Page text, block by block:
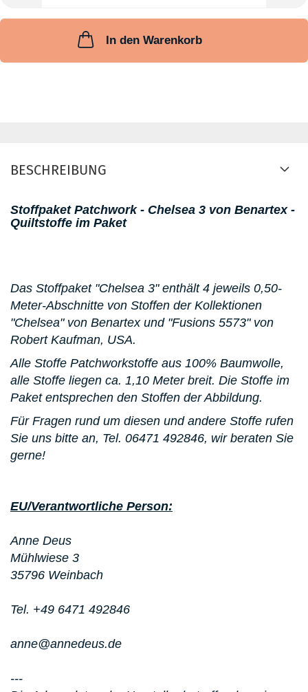
In den Warenkorb
BESCHREIBUNG
Stoffpaket Patchwork - Chelsea 3 von Benartex -
Quiltstoffe im Paket
Das Stoffpaket "Chelsea 3" enthält 4 jeweils 0,50-
Meter-Abschnitte von Stoffen der Kollektionen
"Chelsea" von Benartex und "Fusions 5573" von
Robert Kaufman, USA.
Alle Stoffe Patchworkstoffe aus 100% Baumwolle,
alle Stoffe liegen ca. 1,10 Meter breit. Die Stoffe im
Paket entsprechen den Stoffen der Abbildung.
Für Fragen rund um diesen und andere Stoffe rufen
Sie uns bitte an, Tel. 06471 492846, wir beraten Sie
gerne!
EU/Verantwortliche Person:
Anne Deus
Mühlwiese 3
35796 Weinbach
Tel. +49 6471 492846
anne@annedeus.de
---